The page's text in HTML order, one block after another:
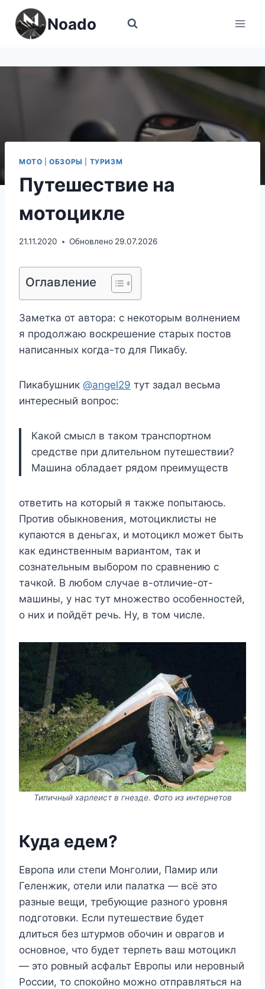
Перейти
содержимому
Noado
МОТО |ОБЗОРЫ ТУРИЗМ
Путешествие на
мотоцикле
21.11.2020 Обновлено 29.07.2026
Оглавление
Заметка от автора: с некоторым волнением
я продолжаю воскрешение старых постов
написанных когда-то для Пикабу.
Пикабушник @angel29 тут задал весьма
интересный вопрос:
Какой смысл в таком транспортном
средстве при длительном путешествии?
Машина обладает рядом преимуществ
ответить на который я также попытаюсь.
Против обыкновения, мотоциклисты не
купаются в деньгах, и мотоцикл может быть
как единственным вариантом, так и
сознательным выбором по сравнению с
тачкой. В любом случае в-отличие-от-
машины, у нас тут множество особенностей,
о них и пойдёт речь. Ну, в том числе.
Типичный харлеист в гнезде. Фото из интернетов
Куда едем?
Европа или степи Монголии, Памир или
Геленжик, отели или палатка — всё это
разные вещи, требующие разного уровня
подготовки. Если путешествие будет
длиться без штурмов обочин и оврагов и
основное, что будет терпеть ваш мотоцикл
— это ровный асфальт Европы или неровный
России, то спокойно можно отправляться на